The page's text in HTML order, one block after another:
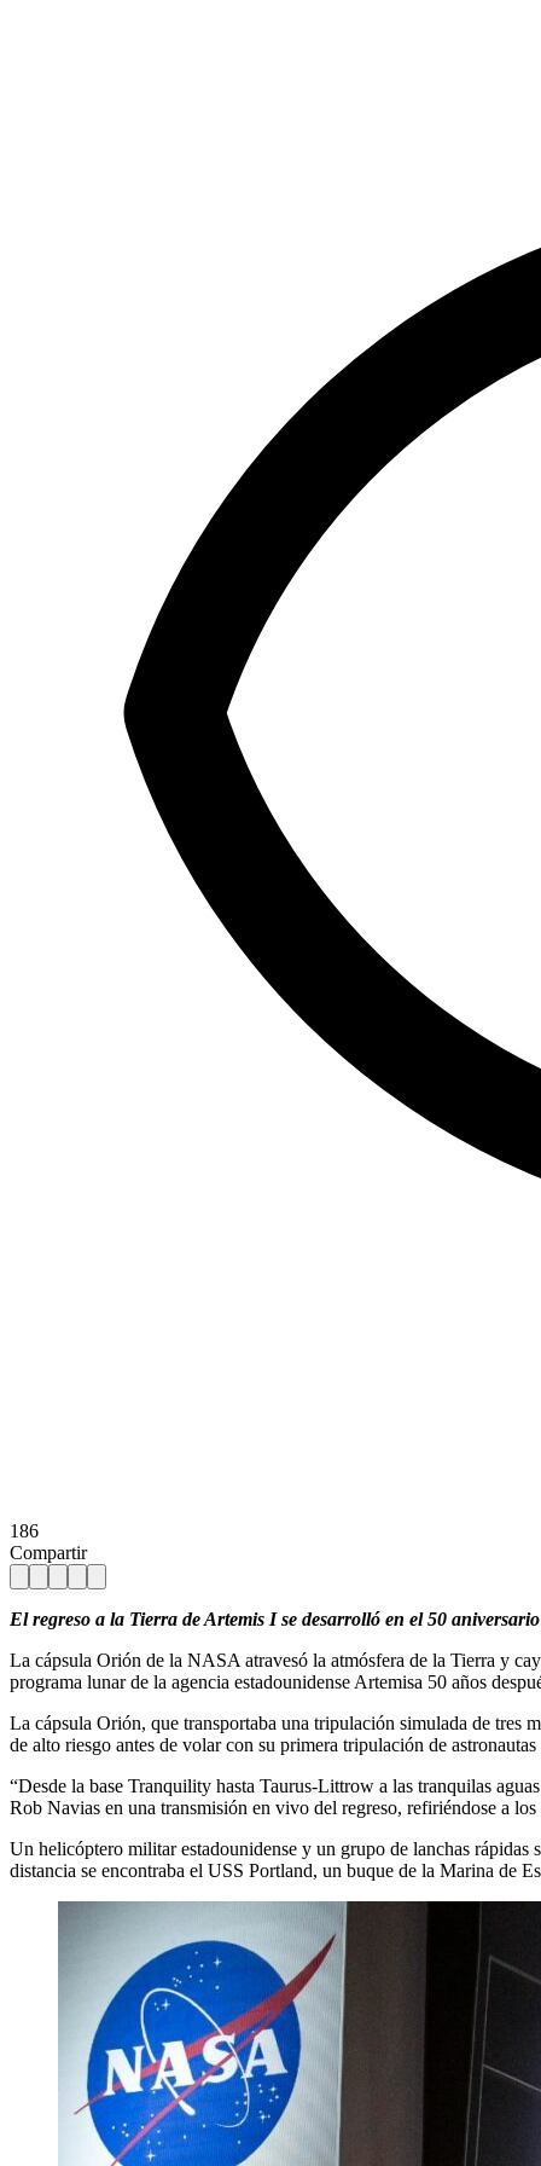
186
Compartir
El regreso a la Tierra de Artemis I se desarrolló en el 50
La cápsula Orión de la NASA atravesó la atmósfera de la Tierra y
programa lunar de la agencia estadounidense Artemisa 50 años
La cápsula Orión, que transportaba una tripulación simulada de tres
de alto riesgo antes de volar con su primera tripulación de
“Desde la base Tranquility hasta Taurus-Littrow a las tranquilas
Rob Navias en una transmisión en vivo del regreso, refiriéndose a
Un helicóptero militar estadounidense y un grupo de lanchas rápidas
distancia se encontraba el USS Portland, un buque de la Marina de